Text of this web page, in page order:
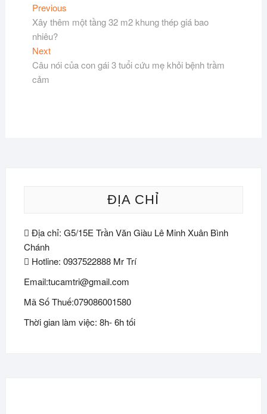
Điều
hướng
bài
viết
PreviousPrevious
post:
Xây thêm một tầng 32 m2 khung thép giá bao
nhiêu?
NextNext
post:
Câu nói của con gái 3 tuổi cứu mẹ khỏi bệnh trầm
cảm
ĐỊA CHỈ
Địa chỉ: G5/15E Trần Văn Giàu Lê Minh Xuân Bình
Chánh
Hotline: 0937522888 Mr Trí
Email:tucamtri@gmail.com
Mã Số Thuế:079086001580
Thời gian làm việc: 8h- 6h tối